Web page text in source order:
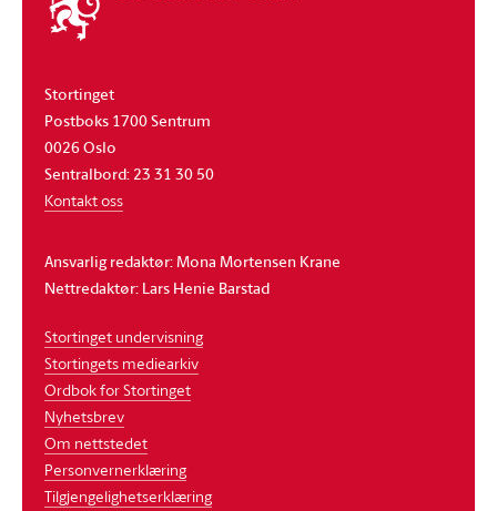
stortinget
Stortinget
Postboks 1700 Sentrum
0026 Oslo
Sentralbord: 23 31 30 50
Kontakt oss
Ansvarlig redaktør: Mona Mortensen Krane
Nettredaktør: Lars Henie Barstad
Stortinget undervisning
Stortingets mediearkiv
Ordbok for Stortinget
Nyhetsbrev
Om nettstedet
Personvernerklæring
Tilgjengelighetserklæring